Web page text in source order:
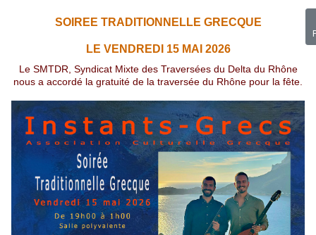
SOIREE TRADITIONNELLE GRECQUE
LE VENDREDI 15 MAI 2026
Le SMTDR, Syndicat Mixte des Traversées du Delta du Rhône
nous a accordé la gratuité de la traversée du Rhône pour la fête.